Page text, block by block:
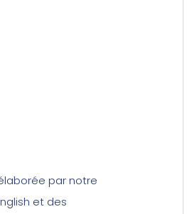
par notre
et des